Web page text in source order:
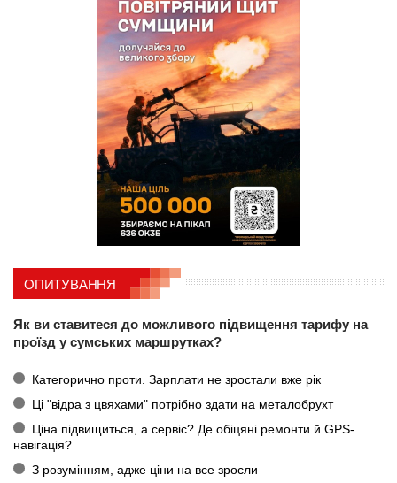
ОПИТУВАННЯ
Як ви ставитеся до можливого підвищення тарифу на
проїзд у сумських маршрутках?
Категорично проти. Зарплати не зростали вже рік
Ці "відра з цвяхами" потрібно здати на металобрухт
Ціна підвищиться, а сервіс? Де обіцяні ремонти й GPS-
навігація?
З розумінням, адже ціни на все зросли